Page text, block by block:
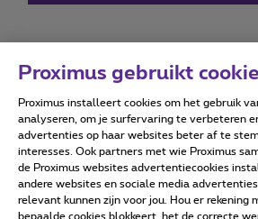
Forumvoorwaarden
Alle rechten voorbehouden. ©
Proximus gebruikt
Proximus installeert cookies om het gebruik
analyseren, om je surfervaring te verbeteren
advertenties op haar websites beter af te
interesses. Ook partners met wie Proximus
de Proximus websites advertentiecookies
andere websites en sociale media
relevant kunnen zijn voor jou. Hou er rekening
bepaalde cookies blokkeert, het de correcte